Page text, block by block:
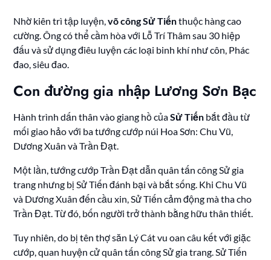
Nhờ kiên trì tập luyện,võ công Sử Tiếnthuộc hàng cao
cường. Ông có thể cầm hòa với Lỗ Trí Thâm sau 30 hiệp
đấu và sử dụng điêu luyện các loại binh khí như côn, Phác
đao, siêu đao.
Con đường gia nhập Lương Sơn Bạc
Hành trình dấn thân vào giang hồ củaSử Tiến bắt đầu từ
mối giao hảo với ba tướng cướp núi Hoa Sơn: Chu Vũ,
Dương Xuân và Trần Đạt.
Một lần, tướng cướp Trần Đạt dẫn quân tấn công Sử gia
trang nhưng bị Sử Tiến đánh bại và bắt sống. Khi Chu Vũ
và Dương Xuân đến cầu xin, Sử Tiến cảm động mà tha cho
Trần Đạt. Từ đó, bốn người trở thành bằng hữu thân thiết.
Tuy nhiên, do bị tên thợ săn Lý Cát vu oan câu kết với giặc
cướp, quan huyện cử quân tấn công Sử gia trang. Sử Tiến